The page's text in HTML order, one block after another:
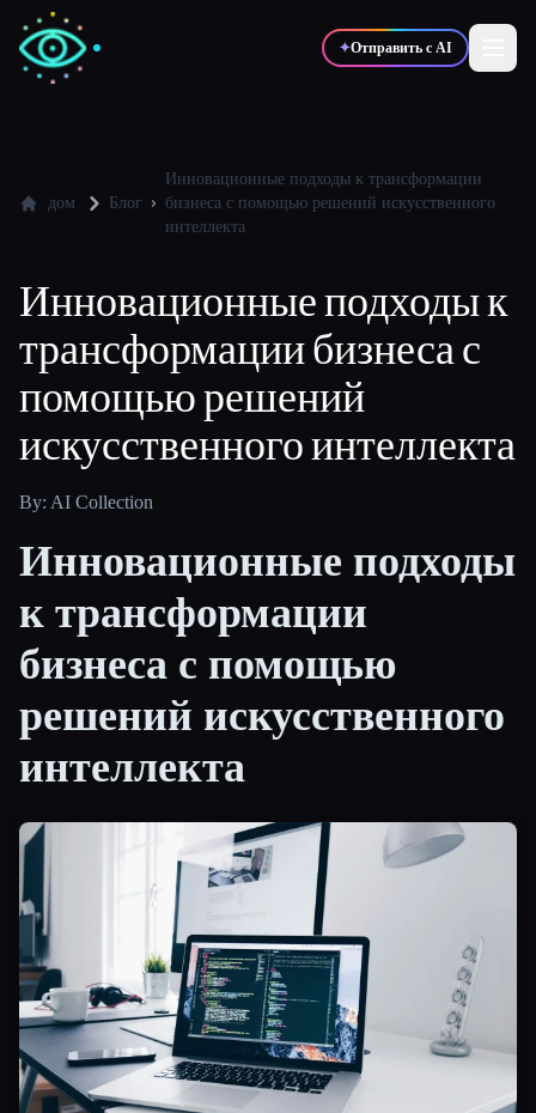
✦Отправить с AI
🎨Дизайнеры
🎓Студенты 🎬Креаторы
Блог
Все категории
О нас
дом Блог
Инновационные подходы к трансформации
бизнеса с помощью решений искусственного
интеллекта
Инновационные подходы к
трансформации бизнеса с
помощью решений
искусственного интеллекта
By: AI Collection
Инновационные подходы
к трансформации
бизнеса с помощью
решений искусственного
интеллекта